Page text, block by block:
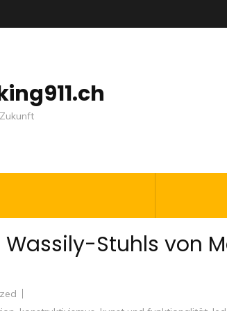
Wassily-Stuhls von